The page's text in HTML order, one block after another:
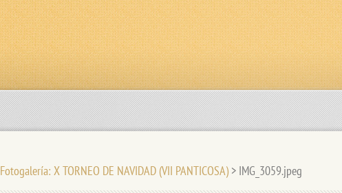
Fotogalería: X TORNEO DE NAVIDAD (VII PANTICOSA) > IMG_3059.jpeg